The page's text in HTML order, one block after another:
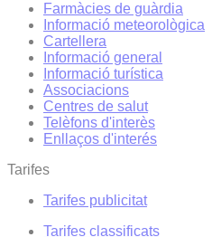
Farmàcies de guàrdia
Informació meteorològica
Cartellera
Informació general
Informació turística
Associacions
Centres de salut
Telèfons d'interès
Enllaços d'interés
Tarifes
Tarifes publicitat
Tarifes classificats